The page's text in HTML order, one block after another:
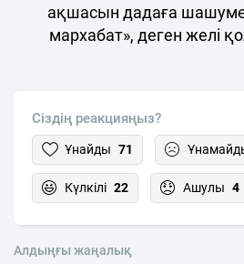
ақшасын дадаға шашумен
мархабат», деген желі
Сіздің реакцияңыз?
Ұнайды 71
Күлкілі 22 Ашулы 4
Алдыңғы жаңалық